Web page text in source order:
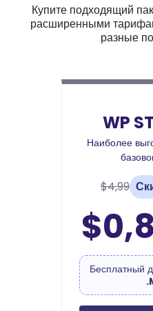
Купите подходящий
расширенными
разные
WP
Наиболее
$4,99
Бесплатный